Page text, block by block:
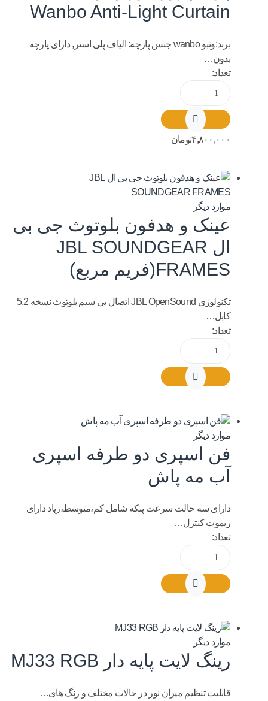
Wanbo Anti-Light Curtain
برند:ونبو wanbo جنس پارچه: الیاف پلی استر, دارای پارچه
بدون…
تعداد:
۴,۸۰۰,۰۰۰تومان
موارد دیگر
عینک و هدفون بلوتوث جی بی
ال JBL SOUNDGEAR
FRAMES(فریم مربع)
تکنولوژی JBL OpenSound اتصال بی سیم بلوتوث نسخه 5.2
کابل…
تعداد:
موارد دیگر
فن اسپری دو طرفه اسپری
آب مه پاش
دارای سه حالت سرعت پنکه شامل کم،متوسط،زیاد دارای
ریموت کنترل…
تعداد:
موارد دیگر
رینگ لایت پایه دار MJ33 RGB
قابلیت تنظیم میزان نور در حالات مختلف و رنگ های…